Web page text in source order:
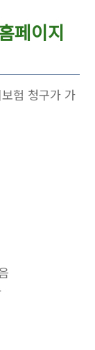
페이지
험 청구가 가